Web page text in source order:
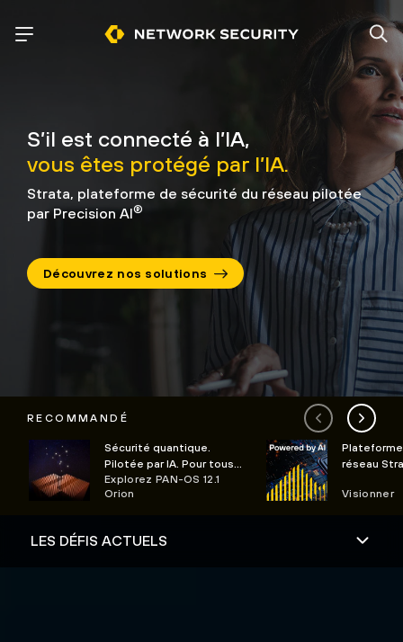
S’il est connecté à l’IA,
vous êtes protégé par l’IA.
Strata, plateforme de sécurité du réseau pilotée
par Precision AI®
Découvrez nos solutions
RECOMMANDÉ
Sécurité quantique.
Pilotée par IA. Pour tous
les clouds.
Explorez PAN-OS 12.1
Orion
réseau
moment
Visionner